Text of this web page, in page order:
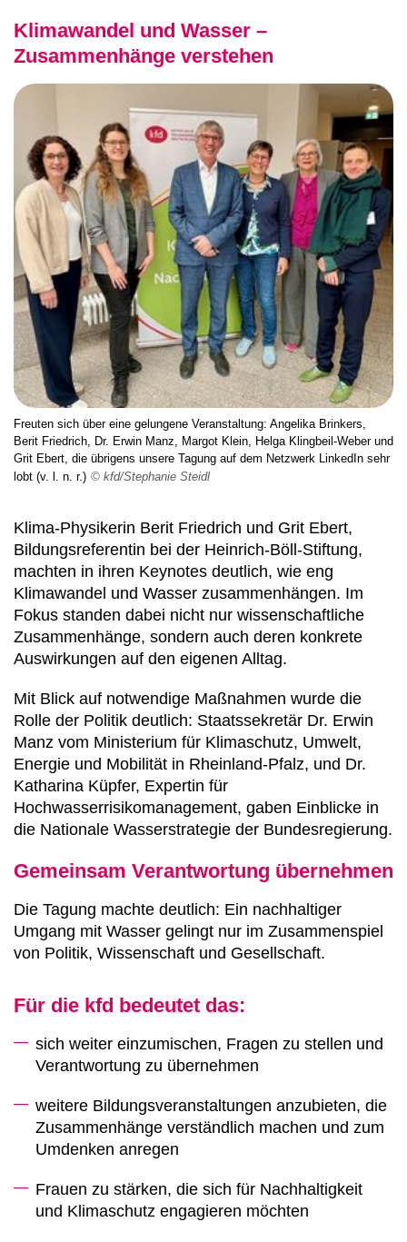
Klimawandel und Wasser –
Zusammenhänge verstehen
Freuten sich über eine gelungene Veranstaltung: Angelika Brinkers,
Berit Friedrich, Dr. Erwin Manz, Margot Klein, Helga Klingbeil-Weber und
Grit Ebert, die übrigens unsere Tagung auf dem Netzwerk LinkedIn sehr
lobt (v. l. n. r.) © kfd/Stephanie Steidl
Klima-Physikerin Berit Friedrich und Grit Ebert,
Bildungsreferentin bei der Heinrich-Böll-Stiftung,
machten in ihren Keynotes deutlich, wie eng
Klimawandel und Wasser zusammenhängen. Im
Fokus standen dabei nicht nur wissenschaftliche
Zusammenhänge, sondern auch deren konkrete
Auswirkungen auf den eigenen Alltag.
Mit Blick auf notwendige Maßnahmen wurde die
Rolle der Politik deutlich: Staatssekretär Dr. Erwin
Manz vom Ministerium für Klimaschutz, Umwelt,
Energie und Mobilität in Rheinland-Pfalz, und Dr.
Katharina Küpfer, Expertin für
Hochwasserrisikomanagement, gaben Einblicke in
die Nationale Wasserstrategie der Bundesregierung.
Gemeinsam Verantwortung übernehmen
Die Tagung machte deutlich: Ein nachhaltiger
Umgang mit Wasser gelingt nur im Zusammenspiel
von Politik, Wissenschaft und Gesellschaft.
Für die kfd bedeutet das:
sich weiter einzumischen, Fragen zu stellen und
Verantwortung zu übernehmen
weitere Bildungsveranstaltungen anzubieten, die
Zusammenhänge verständlich machen und zum
Umdenken anregen
Frauen zu stärken, die sich für Nachhaltigkeit
und Klimaschutz engagieren möchten